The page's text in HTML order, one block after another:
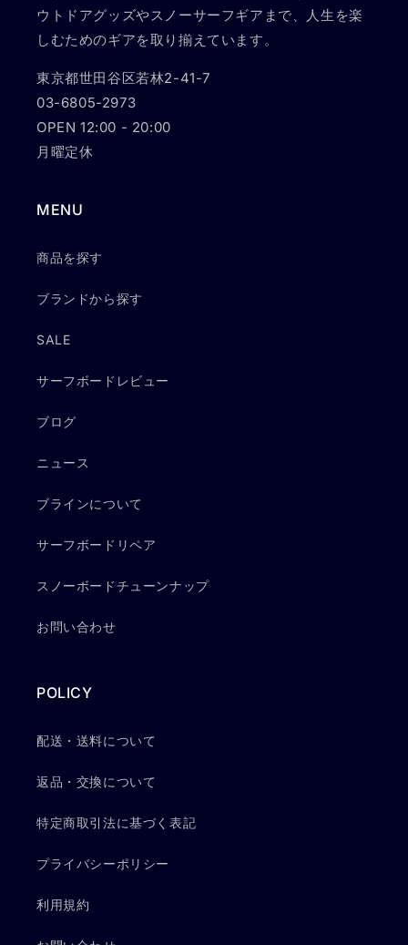
ウトドアグッズやスノーサーフギアまで、人生を楽
しむためのギアを取り揃えています。
東京都世田谷区若林2-41-7
03-6805-2973
OPEN 12:00 - 20:00
月曜定休
MENU
商品を探す
ブランドから探す
SALE
サーフボードレビュー
ブログ
ニュース
ブラインについて
サーフボードリペア
スノーボードチューンナップ
お問い合わせ
POLICY
配送・送料について
返品・交換について
特定商取引法に基づく表記
プライバシーポリシー
利用規約